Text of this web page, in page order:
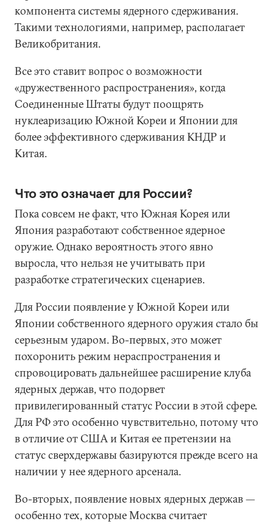
компонента системы ядерного сдерживания.
Такими технологиями, например, располагает
Великобритания.
Все это ставит вопрос о возможности
«дружественного распространения», когда
Соединенные Штаты будут поощрять
нуклеаризацию Южной Кореи и Японии для
более эффективного сдерживания КНДР и
Китая.
Что это означает для России?
Пока совсем не факт, что Южная Корея или
Япония разработают собственное ядерное
оружие. Однако вероятность этого явно
выросла, что нельзя не учитывать при
разработке стратегических сценариев.
Для России появление у Южной Кореи или
Японии собственного ядерного оружия стало бы
серьезным ударом. Во-первых, это может
похоронить режим нераспространения и
спровоцировать дальнейшее расширение клуба
ядерных держав, что подорвет
привилегированный статус России в этой сфере.
Для РФ это особенно чувствительно, потому что
в отличие от США и Китая ее претензии на
статус сверхдержавы базируются прежде всего на
наличии у нее ядерного арсенала.
Во-вторых, появление новых ядерных держав —
особенно тех, которые Москва считает